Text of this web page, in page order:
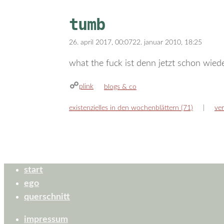
tumb
26. april 2017, 00:0722. januar 2010, 18:25
what the fuck ist denn jetzt schon
plink kategorien
blogs & co
existenzielles in den wochenblättern (71)
start
ego
querschnitt
impressum